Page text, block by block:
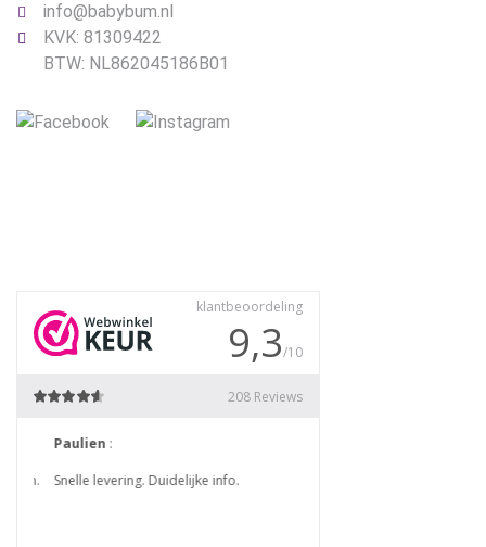
info@babybum.nl
KVK: 81309422
BTW: NL862045186B01